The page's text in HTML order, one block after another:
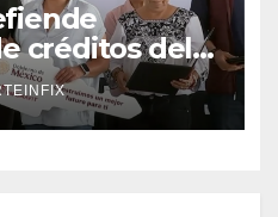
créditos del
riesgo